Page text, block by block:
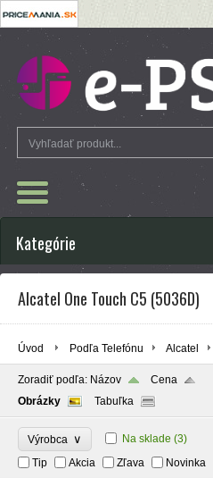
Kategórie
Alcatel One Touch C5 (5036D)
Úvod Podľa Telefónu Alcatel
Zoradiť podľa: Názov
Cena
Obrázky
Tabuľka
Výrobca ∨ Na sklade (3)
Tip
Akcia Zľava Novinka